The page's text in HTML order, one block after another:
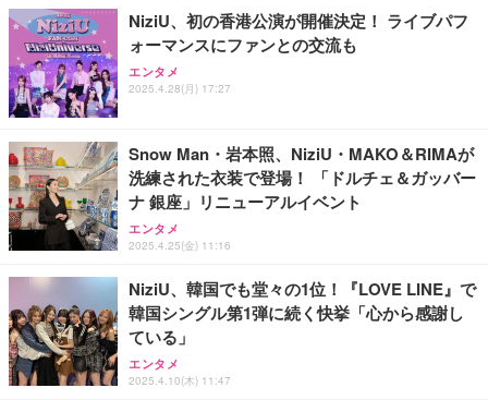
務用 おしゃれ パソコンチェア (ホワイト)
ANDWINT オフィスチェア デスクチェア 肘なし メ
ッシュ 通気性 ランバーサポート付き 腰サポート ガ
ス圧無段階昇降 360度回転 キャスター付き コンパク
【MiniLED/24.5inch/280Hz/FHD】GRAPHT THE S
HOOTER Gaming Monitor 24” Essential ゲーミン
グモニター QD 24.5インチ 1ms FHD 量子ドット 残
アイリスオーヤマ ペットシーツ 超厚型 お徳用 レギ
ュラー 200枚入【Amazon.co.jp限定】
NiziU、初の香港公演が開催決定！ ライブパフ
ォーマンスにファンとの交流も
エンタメ
2025.4.28(月) 17:27
Snow Man・岩本照、NiziU・MAKO＆RIMAが
洗練された衣装で登場！ 「ドルチェ＆ガッバー
ナ 銀座」リニューアルイベント
エンタメ
2025.4.25(金) 11:16
NiziU、韓国でも堂々の1位！『LOVE LINE』で
韓国シングル第1弾に続く快挙「心から感謝し
ている」
エンタメ
2025.4.10(木) 11:47